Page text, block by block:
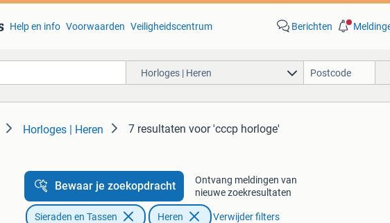
Help en info Voorwaarden Veiligheidscentrum Berichten
Horloges | Heren
Horloges | Heren 7 resultaten voor 'cccp horloge'
Bewaar je zoekopdracht
Ontvang meldingen van
nieuwe zoekresultaten
Sieraden en Tassen Heren Verwijder filters